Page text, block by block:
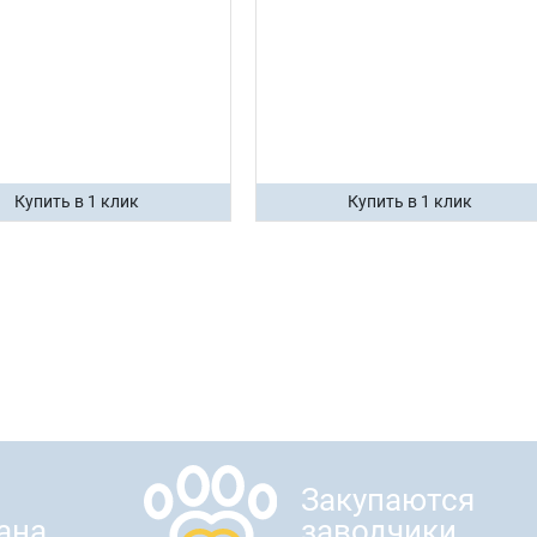
Купить в 1 клик Купить в 1 клик
Закупаются